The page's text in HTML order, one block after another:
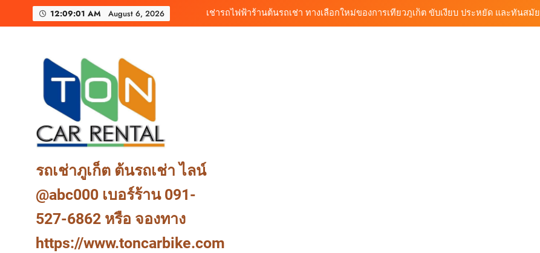
12:09:04 AM August 6, 2026
เช่ารถไฟฟ้าร้านต้นรถเช่า ทางเลือกใหม่ของการเที่ยวภูเก็ต ขับเงียบ ประหยัด และทันสมัย
รถเช่าภูเก็ต ต้นรถเช่า ไลน์
@abc000 เบอร์ร้าน 091-
527-6862 หรือ จองทาง
https://www.toncarbike.com